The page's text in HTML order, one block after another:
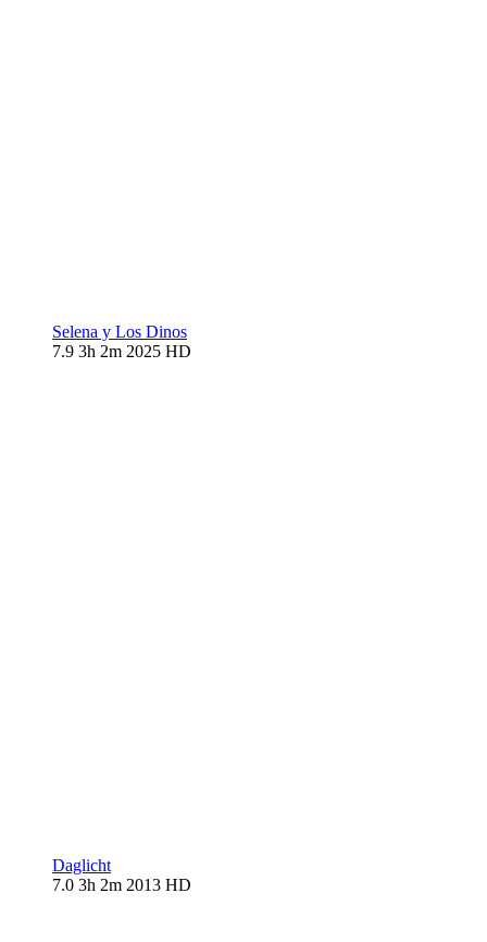
Selena y Los Dinos
7.9 3h 2m 2025 HD
Daglicht
7.0 3h 2m 2013 HD